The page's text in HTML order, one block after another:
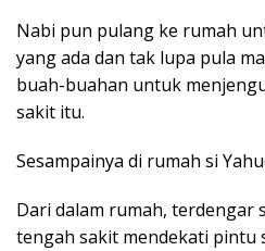
Nabi pun pulang ke rumah
yang ada dan tak lupa pula
buah-buahan untuk
sakit itu.
Sesampainya di rumah si
Dari dalam rumah, terdengar
tengah sakit mendekati pintu